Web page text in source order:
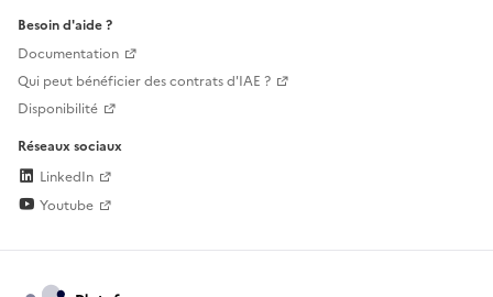
Besoin d'aide ?
Documentation
Qui peut bénéficier des contrats d'IAE ?
Disponibilité
Réseaux sociaux
LinkedIn
Youtube